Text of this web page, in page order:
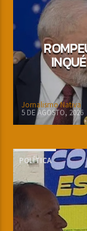
Jornalismo Nativa
5 DE AGOSTO, 2026
POLÍTICA